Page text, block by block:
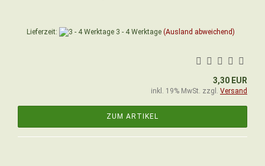
Lieferzeit: 3 - 4 Werktage (Ausland abweichend)
3,30 EUR
inkl. 19% MwSt. zzgl. Versand
ZUM ARTIKEL